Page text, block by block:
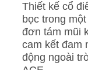
Thiết kế cổ
bọc trong
đơn tám mũi
cam kết đam
động ngoài